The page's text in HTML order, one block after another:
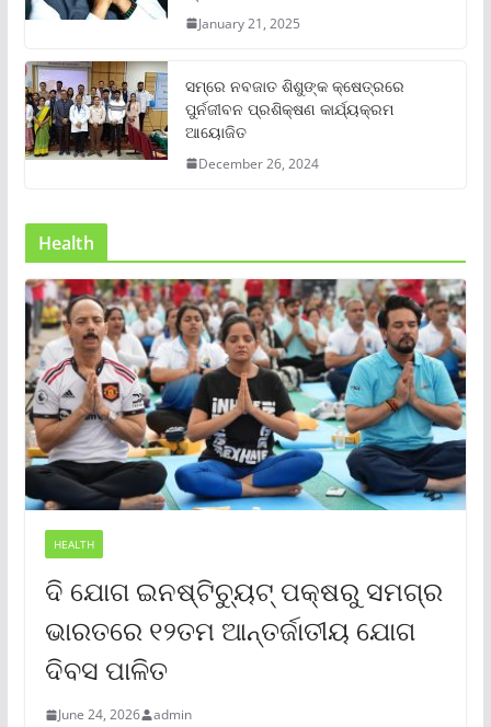
January 21, 2025
ସମ୍‌ରେ ନବଜାତ ଶିଶୁଙ୍କ କ୍ଷେତ୍ରରେ
ପୁର୍ନଜୀବନ ପ୍ରଶିକ୍ଷଣ କାର୍ଯ୍ୟକ୍ରମ
ଆୟୋଜିତ
December 26, 2024
Health
HEALTH
ଦି ଯୋଗ ଇନଷ୍ଟିଚ୍ୟୁଟ୍ ପକ୍ଷରୁ ସମଗ୍ର
ଭାରତରେ ୧୨ତମ ଆନ୍ତର୍ଜାତୀୟ ଯୋଗ
ଦିବସ ପାଳିତ
June 24, 2026 admin